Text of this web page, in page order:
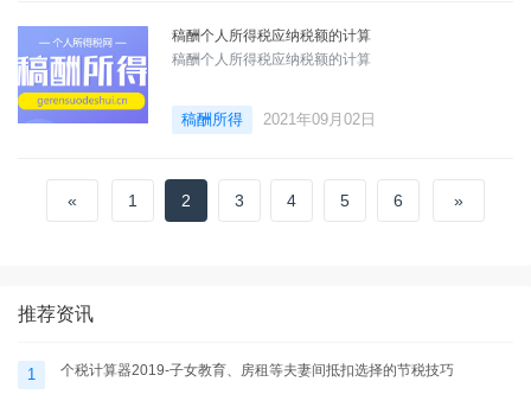
稿酬个人所得税应纳税额的计算
稿酬个人所得税应纳税额的计算
稿酬所得 2021年09月02日
« 1 2 3 4 5 6 »
推荐资讯
1 个税计算器2019-子女教育、房租等夫妻间抵扣选择的节税技巧